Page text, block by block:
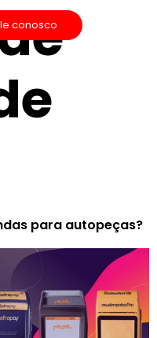
conosco
para autopeças?